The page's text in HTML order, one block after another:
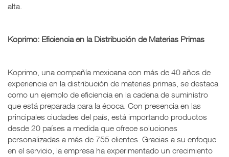
alta.
Koprimo: Eficiencia en la Distribución de Materias Primas
Koprimo, una compañía mexicana con más de 40 años de
experiencia en la distribución de materias primas, se destaca
como un ejemplo de eficiencia en la cadena de suministro
que está preparada para la época. Con presencia en las
principales ciudades del país, está importando productos
desde 20 países a medida que ofrece soluciones
personalizadas a más de 755 clientes. Gracias a su enfoque
en el servicio, la empresa ha experimentado un crecimiento